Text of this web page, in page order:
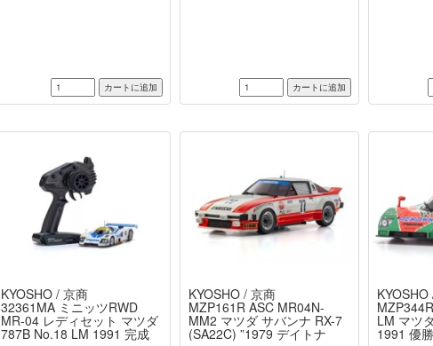
KYOSHO / 京商
32361MA ミニッツRWD
MR-04 レディセット マツダ
787B No.18 LM 1991 完成
KYOSHO / 京商
MZP161R ASC MR04N-
MM2 マツダ サバンナ RX-7
(SA22C) ”1979 デイトナ
LM マツ
1991 優